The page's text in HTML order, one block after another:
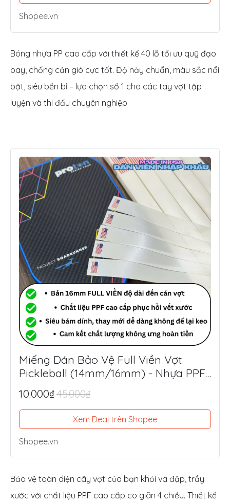
Shopee.vn
Bóng nhựa PP cao cấp với thiết kế 40 lỗ tối ưu quỹ đạo
bay, chống cản gió cực tốt. Độ nảy chuẩn, màu sắc nổi
bật, siêu bền bỉ – lựa chọn số 1 cho các tay vợt tập
luyện và thi đấu chuyên nghiệp
Miếng Dán Bảo Vệ Full Viền Vợt
Pickleball (14mm/16mm) - Nhựa PPF
Mỹ Siêu Dày 8.5mil
10.000₫45.000₫
Xem Deal trên Shopee
Shopee.vn
Bảo vệ toàn diện cây vợt của bạn khỏi va đập, trầy
xước với chất liệu PPF cao cấp co giãn 4 chiều. Thiết kế